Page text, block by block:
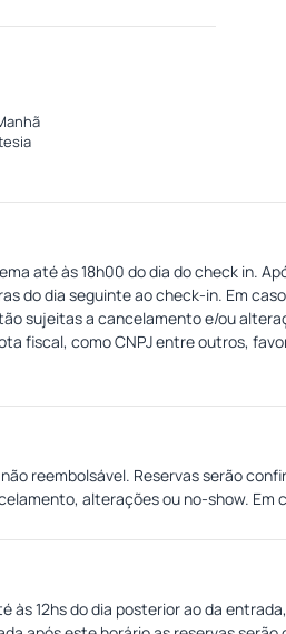
até às 18h00 do dia do check in.
do dia seguinte ao check-in. Em
sujeitas a cancelamento e/ou
fiscal, como CNPJ entre outros,
reembolsável. Reservas serão
alterações ou no-show.
12hs do dia posterior ao da